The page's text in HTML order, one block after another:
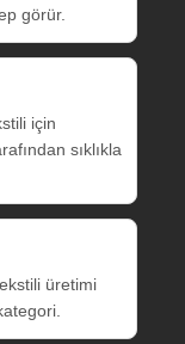
görür.
için
sıklıkla
üretimi